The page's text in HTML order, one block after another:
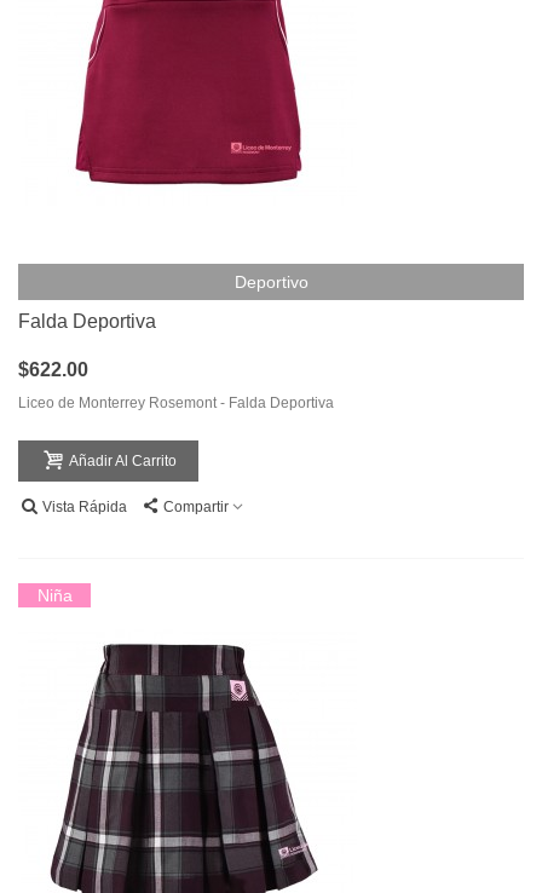
Deportivo
Falda Deportiva
$622.00
Liceo de Monterrey Rosemont - Falda Deportiva
Añadir Al Carrito
Vista Rápida Compartir
Niña